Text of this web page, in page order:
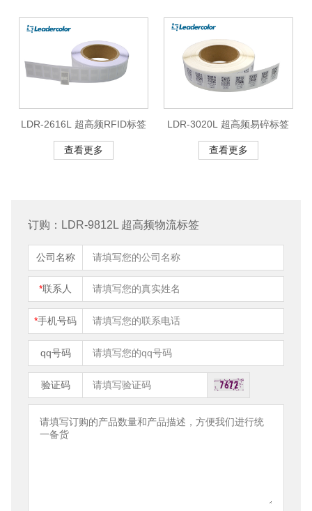
LDR-2616L 超高频RFID标签
查看更多
LDR-3020L 超高频易碎标签
查看更多
订购：LDR-9812L 超高频物流标签
公司名称
*联系人
*手机号码
qq号码
验证码